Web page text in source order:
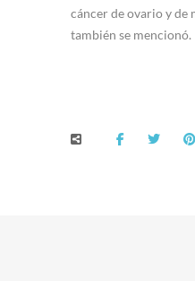
cáncer de ovario y de
también se mencionó.